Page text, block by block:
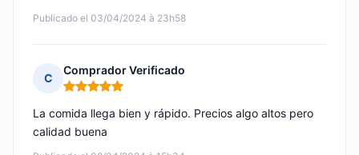
Publicado el 03/04/2024 à 23h58
C
Comprador Verificado
Nota: 5 de 5
La comida llega bien y rápido. Precios algo altos pero
calidad buena